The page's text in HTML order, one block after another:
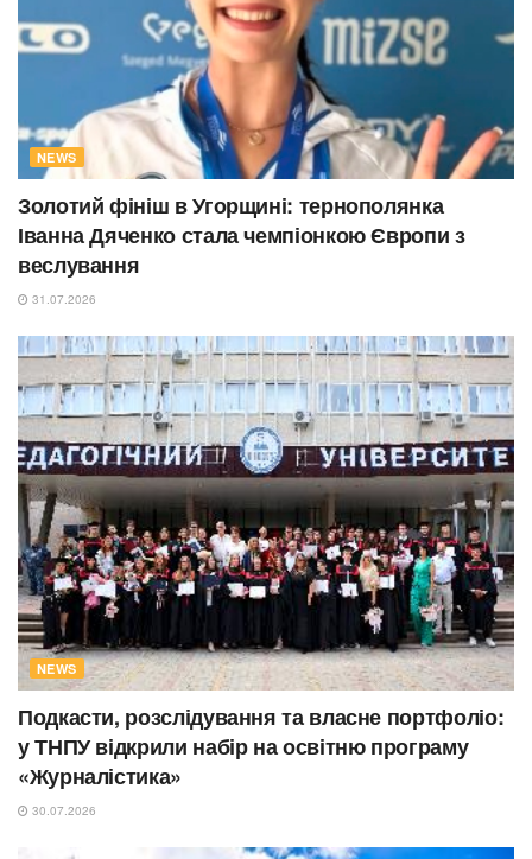
NEWS
Золотий фініш в Угорщині: тернополянка
Іванна Дяченко стала чемпіонкою Європи з
веслування
31.07.2026
NEWS
Подкасти, розслідування та власне портфоліо:
у ТНПУ відкрили набір на освітню програму
«Журналістика»
30.07.2026